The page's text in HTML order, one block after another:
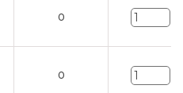
0
0